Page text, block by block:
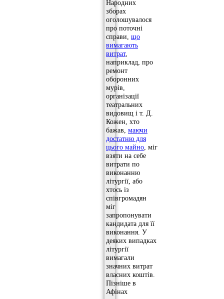
Народних
зборах
оголошувалося
про поточні
справи, що
вимагають
витрат,
наприклад, про
ремонт
оборонних
мурів,
організації
театральних
видовищ і т. Д.
Кожен, хто
бажав, маючи
достатню для
цього майно , міг
взяти на себе
витрати по
виконанню
літургії, або
хтось із
співгромадян
міг
запропонувати
кандидата для її
виконання. У
деяких випадках
літургії
вимагали
значних витрат
власних коштів.
Пізніше в
Афінах